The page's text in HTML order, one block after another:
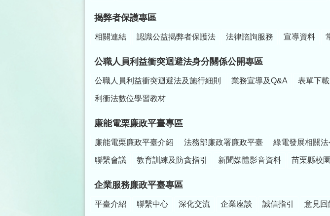
揭弊者保護專區
相關連結 認識公益揭弊者保護法 法律諮詢服務 宣導資料
公職人員利益衝突迴避法身分關係公開專區
公職人員利益衝突迴避法及施行細則 業務宣導及Q&A 表單下載
利衝法數位學習教材
廉能電栗廉政平臺專區
廉能電栗廉政平臺介紹 法務部廉政署廉政平臺 綠電發展相關
聯繫會議 教育訓練及防貪指引 新聞媒體影音資料 苗栗縣校
企業服務廉政平臺專區
平臺介紹 聯繫中心 深化交流 企業座談 誠信指引 意見回